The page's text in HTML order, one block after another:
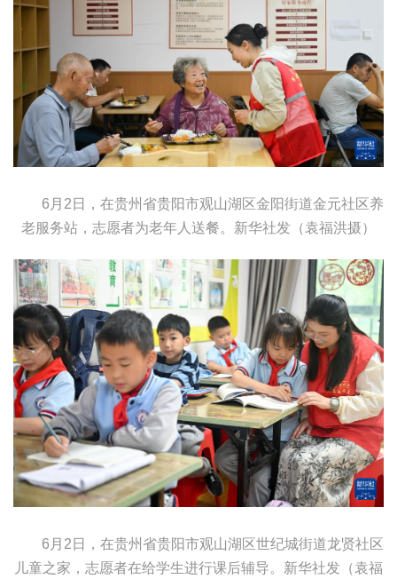
6月2日，在贵州省贵阳市观山湖区金阳街道金元社区养
老服务站，志愿者为老年人送餐。 新华社发（袁福洪摄）
6月2日，在贵州省贵阳市观山湖区世纪城街道龙贤社区
儿童之家，志愿者在给学生进行课后辅导。 新华社发（袁福